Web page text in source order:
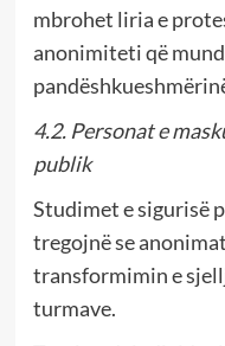
mbrohet liria e
anonimiteti që
4.2. Personat e
publik
Studimet e sigurisë
tregojnë se
transformimin e
turmave.